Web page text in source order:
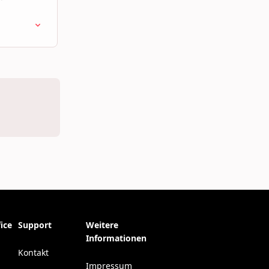
Support
Kontakt
Weitere
Informationen
Impressum